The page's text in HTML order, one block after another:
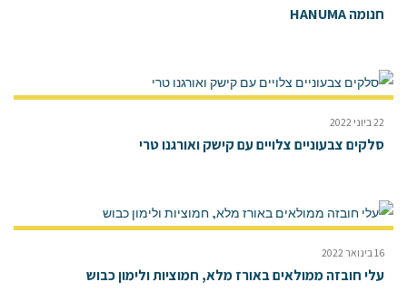
חנומה HANUMA
22 ביוני 2022
סלקים צבעוניים צלויים עם קישק ואורגנו טרי
16 בינואר 2022
עלי חובזה ממולאים באורז מלא, חמוציות ולימון כבוש